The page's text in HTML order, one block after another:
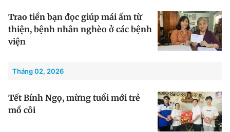
Trao tiền bạn đọc giúp mái ấm từ
thiện, bệnh nhân nghèo ở các bệnh
viện
Tháng 02, 2026
Tết Bính Ngọ, mừng tuổi mới trẻ
mồ côi